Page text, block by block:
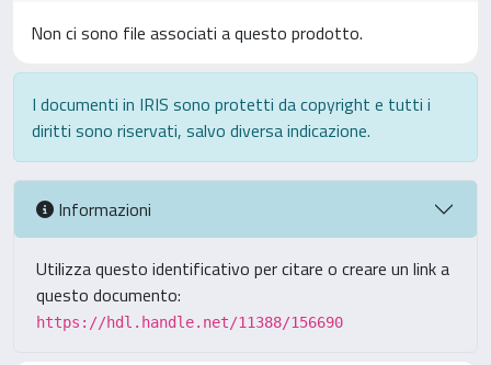
Non ci sono file associati a questo prodotto.
I documenti in IRIS sono protetti da copyright e tutti i
diritti sono riservati, salvo diversa indicazione.
Informazioni
Utilizza questo identificativo per citare o creare un link a
questo documento:
https://hdl.handle.net/11388/156690